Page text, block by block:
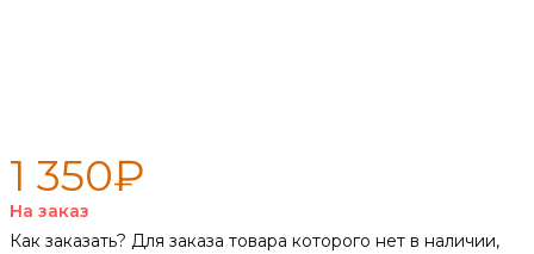
1 350₽
На заказ
Как заказать? Для заказа товара которого нет в наличии,